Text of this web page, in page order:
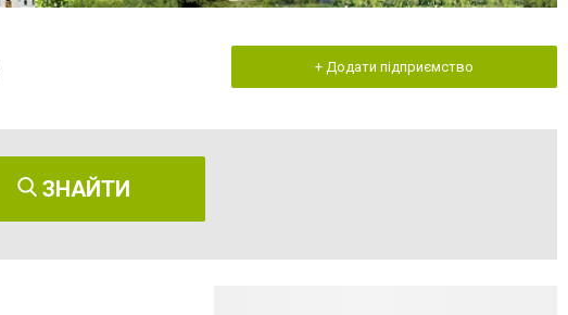
+ Додати підприємство
ЗНАЙТИ